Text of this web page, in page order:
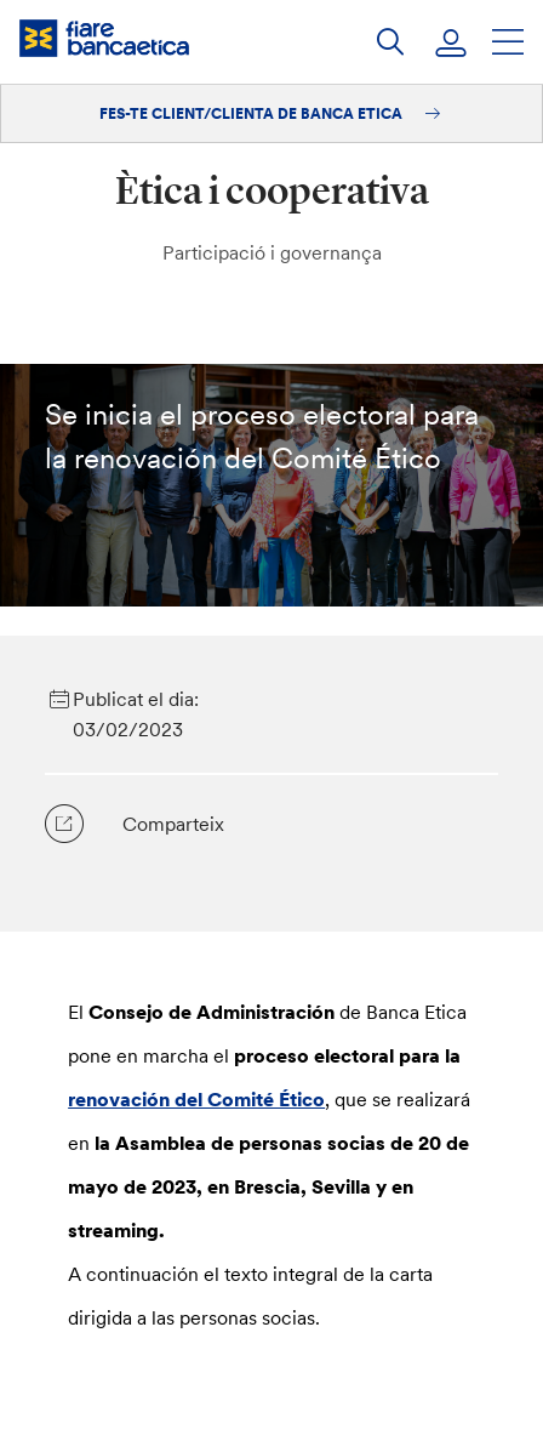
Salta
Iniciar sessió
Fes-te'n client/clienta
FES-TE CLIENT/CLIENTA DE BANCA ETICA
Ètica i cooperativa
Participació i governança
Se inicia el proceso electoral para
la renovación del Comité Ético
Publicat el dia:
03/02/2023
Comparteix
ElConsejo de Administración de Banca Etica
pone en marcha el proceso electoral para la
renovación del Comité Ético, que se realizará
en la Asamblea de personas socias de 20 de
mayo de 2023, en Brescia, Sevilla y en
streaming.
A continuación el texto integral de la carta
dirigida a las personas socias.